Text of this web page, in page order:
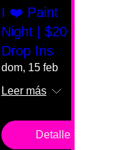
I ❤️ Paint
Night | $20
Drop Ins
dom, 15 feb
Leer más
Detalles